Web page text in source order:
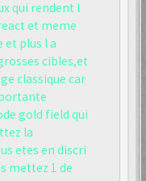
qui rendent l
et meme
et plus l a
cibles,et
classique car
gold field qui
la
etes en discri
mettez 1 de